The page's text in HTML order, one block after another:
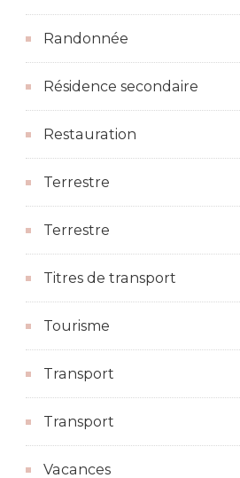
Randonnée
Résidence secondaire
Restauration
Terrestre
Terrestre
Titres de transport
Tourisme
Transport
Transport
Vacances